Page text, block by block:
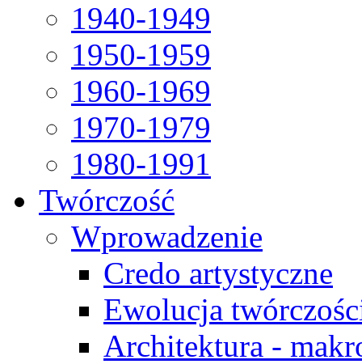
1940-1949
1950-1959
1960-1969
1970-1979
1980-1991
Twórczość
Wprowadzenie
Credo artystyczne
Ewolucja
Architektura -